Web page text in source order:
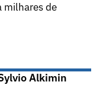
milhares de
Alkimin